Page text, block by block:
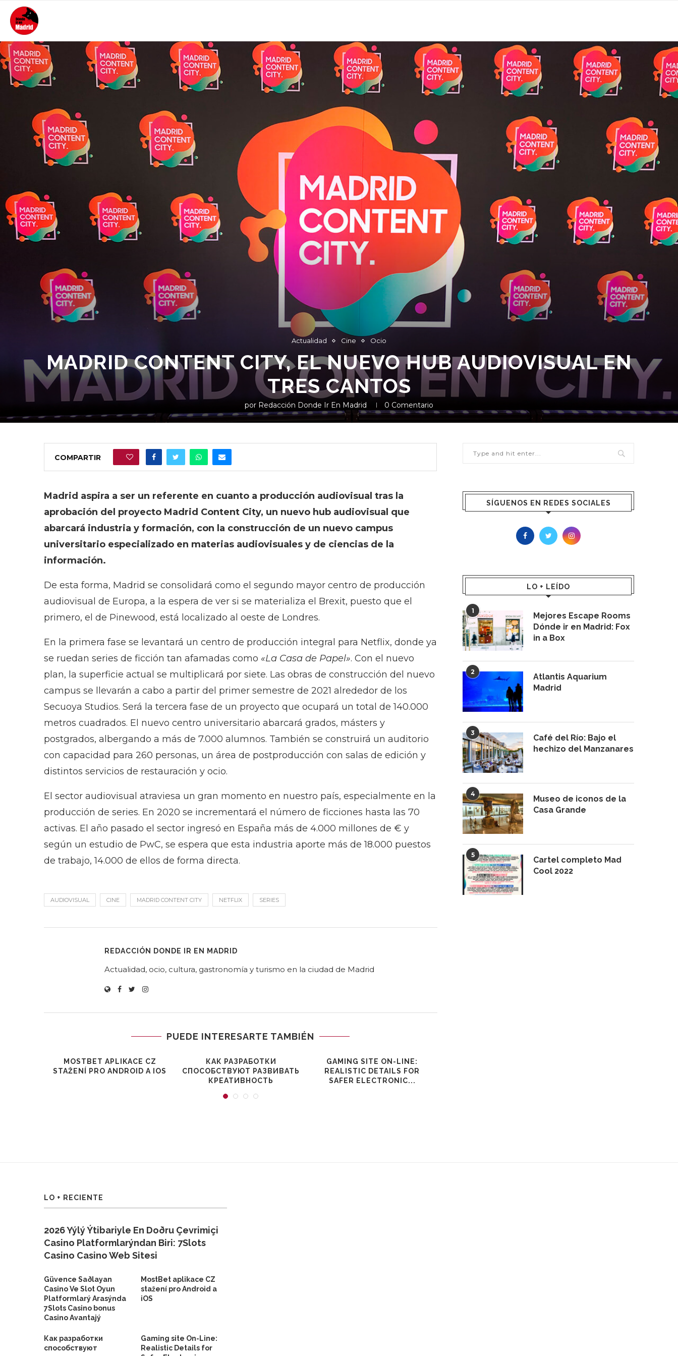
PORTADA ACTUALIDAD MEJORES SITIOS DÓNDE IR EN MADRID OCIO RESTAURANTES LLEVA TU NEGOCIO AL SIGUIENTE NIVEL RINCONES
Actualidad Cine Ocio
MADRID CONTENT CITY, EL NUEVO HUB AUDIOVISUAL EN
TRES CANTOS
por Redacción Donde Ir En Madrid 0 Comentario
COMPARTIR
Madrid aspira a ser un referente en cuanto a producción audiovisual tras la
aprobación del proyecto Madrid Content City, un nuevo hub audiovisual que
abarcará industria y formación, con la construcción de un nuevo campus
universitario especializado en materias audiovisuales y de ciencias de la
información.
De esta forma, Madrid se consolidará como el segundo mayor centro de producción
audiovisual de Europa, a la espera de ver si se materializa el Brexit, puesto que el
primero, el de Pinewood, está localizado al oeste de Londres.
En la primera fase se levantará un centro de producción integral para Netflix, donde ya
se ruedan series de ficción tan afamadas como «La Casa de Papel». Con el nuevo
plan, la superficie actual se multiplicará por siete. Las obras de construcción del nuevo
campus se llevarán a cabo a partir del primer semestre de 2021 alrededor de los
Secuoya Studios. Será la tercera fase de un proyecto que ocupará un total de 140.000
metros cuadrados. El nuevo centro universitario abarcará grados, másters y
postgrados, albergando a más de 7.000 alumnos. También se construirá un auditorio
con capacidad para 260 personas, un área de postproducción con salas de edición y
distintos servicios de restauración y ocio.
El sector audiovisual atraviesa un gran momento en nuestro país, especialmente en la
producción de series. En 2020 se incrementará el número de ficciones hasta las 70
activas. El año pasado el sector ingresó en España más de 4.000 millones de € y
según un estudio de PwC, se espera que esta industria aporte más de 18.000 puestos
de trabajo, 14.000 de ellos de forma directa.
AUDIOVISUAL CINE MADRID CONTENT CITY NETFLIX SERIES
REDACCIÓN DONDE IR EN MADRID
Actualidad, ocio, cultura, gastronomía y turismo en la ciudad de Madrid
PUEDE INTERESARTE TAMBIÉN
MOSTBET APLIKACE CZ
STAŽENÍ PRO ANDROID A IOS
КАК РАЗРАБОТКИ
СПОСОБСТВУЮТ РАЗВИВАТЬ
КРЕАТИВНОСТЬ
GAMING SITE ON-LINE:
REALISTIC DETAILS FOR
SAFER ELECTRONIC...
SÍGUENOS EN REDES SOCIALES
LO + LEÍDO
1
Mejores Escape Rooms
Dónde ir en Madrid: Fox
in a Box
2
Atlantis Aquarium
Madrid
3
Café del Río: Bajo el
hechizo del Manzanares
4
Museo de iconos de la
Casa Grande
5
Cartel completo Mad
Cool 2022
LO + RECIENTE
2026 Yýlý Ýtibariyle En Doðru Çevrimiçi
Casino Platformlarýndan Biri: 7Slots
Casino Casino Web Sitesi
Güvence Saðlayan
Casino Ve Slot Oyun
Platformlarý Arasýnda
7Slots Casino bonus
Casino Avantajý
MostBet aplikace CZ
stažení pro Android a
iOS
Как разработки
способствуют
Gaming site On-Line:
Realistic Details for